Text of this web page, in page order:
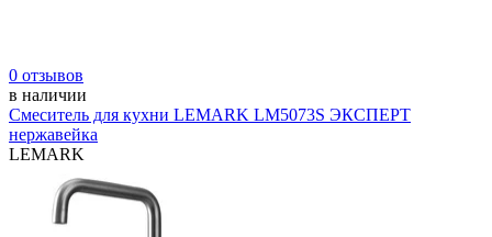
0 отзывов
в наличии
Смеситель для кухни LEMARK LM5073S ЭКСПЕРТ
нержавейка
LEMARK